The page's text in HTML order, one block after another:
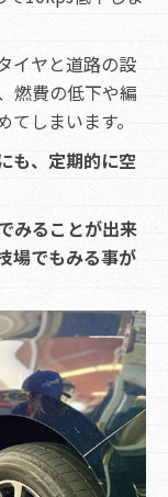
イヤと道路の設
燃費の低下や編
しまいます。
も、定期的に空
みることが出来
場でもみる事が